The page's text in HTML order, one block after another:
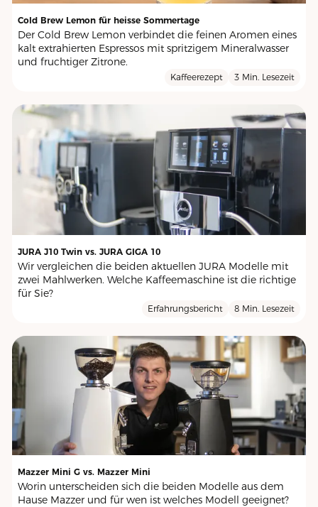
Cold Brew Lemon für heisse Sommertage
Der Cold Brew Lemon verbindet die feinen Aromen eines
kalt extrahierten Espressos mit spritzigem Mineralwasser
und fruchtiger Zitrone.
Kaffeerezept 3 Min. Lesezeit
JURA J10 Twin vs. JURA GIGA 10
Wir vergleichen die beiden aktuellen JURA Modelle mit
zwei Mahlwerken. Welche Kaffeemaschine ist die richtige
für Sie?
Erfahrungsbericht 8 Min. Lesezeit
Mazzer Mini G vs. Mazzer Mini
Worin unterscheiden sich die beiden Modelle aus dem
Hause Mazzer und für wen ist welches Modell geeignet?